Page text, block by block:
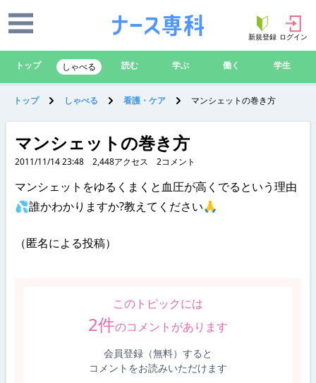
新規登録 ログイン
トップ しゃべる 読む 学ぶ 働く 学生
トップ しゃべる 看護・ケア マンシェットの巻き方
マンシェットの巻き方
2011/11/14 23:48 2,448アクセス 2コメント
マンシェットをゆるくまくと血圧が高くでるという理由
💦誰かわかりますか?教えてください🙏
（匿名による投稿）
このトピックには
2件のコメントがあります
会員登録（無料）すると
コメントをお読みいただけます